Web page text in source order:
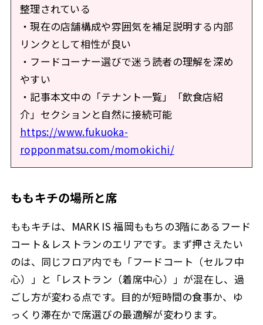
整理されている
・現在の店舗構成や雰囲気を補足説明する内部
リンクとして相性が良い
・フードコーナー選びで迷う読者の理解を深め
やすい
・記事本文中の「テナント一覧」「飲食店紹
介」セクションと自然に接続可能
https://www.fukuoka-
ropponmatsu.com/momokichi/
ももキチの場所と席
ももキチは、MARK IS 福岡ももちの3階にあるフード
コート＆レストランのエリアです。まず押さえたい
のは、同じフロア内でも「フードコート（セルフ中
心）」と「レストラン（着席中心）」が混在し、過
ごし方が変わる点です。目的が短時間の食事か、ゆ
っくり滞在かで席選びの最適解が変わります。